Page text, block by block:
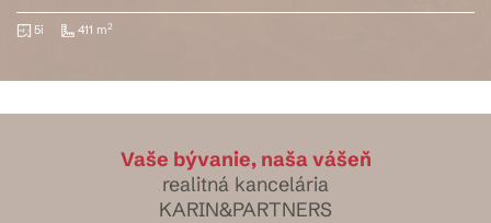
Vaše bývanie, naša vášeň
realitná kancelária
KARIN&PARTNERS